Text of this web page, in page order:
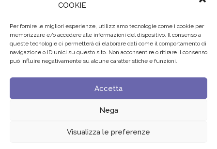
COOKIE
Per fornire le migliori esperienze, utilizziamo tecnologie come i cookie per
memorizzare e/o accedere alle informazioni del dispositivo. Il consenso a
queste tecnologie ci permetterà di elaborare dati come il comportamento di
navigazione o ID unici su questo sito. Non acconsentire o ritirare il consenso
può influire negativamente su alcune caratteristiche e funzioni.
Accetta
Nega
Visualizza le preferenze
secsolutionforum 2026: è Bologna la nuova capitale
Padre Benanti: «Intelligenza artificiale? Contro i nuovi
algoritmi del potere serve una governance condivisa»
Edvance – Digital Education Hub Higher Education